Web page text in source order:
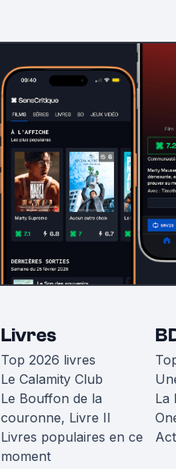
Livres
Top 2026 livres
Le Calamity Club
Le Bouffon de la
couronne, Livre II
Livres populaires en ce
moment
La